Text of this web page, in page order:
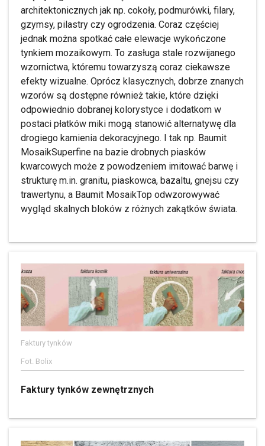
architektonicznych jak np. cokoły, podmurówki, filary,
gzymsy, pilastry czy ogrodzenia. Coraz częściej
jednak można spotkać całe elewacje wykończone
tynkiem mozaikowym. To zasługa stale rozwijanego
wzornictwa, któremu towarzyszą coraz ciekawsze
efekty wizualne. Oprócz klasycznych, dobrze znanych
wzorów są dostępne również takie, które dzięki
odpowiednio dobranej kolorystyce i dodatkom w
postaci płatków miki mogą stanowić alternatywę dla
drogiego kamienia dekoracyjnego. I tak np. Baumit
MosaikSuperfine na bazie drobnych piasków
kwarcowych może z powodzeniem imitować barwę i
strukturę m.in. granitu, piaskowca, bazaltu, gnejsu czy
trawertynu, a Baumit MosaikTop odwzorowywać
wygląd skalnych bloków z różnych zakątków świata.
Faktury tynków
Fot. Bolix
Faktury tynków zewnętrznych